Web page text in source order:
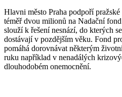
Hlavni město Praha podpoří
téměř dvou milionů na Nadační
slouží k řešení nesnází, do kterých
dostávají v pozdějším věku. Fond
pomáhá dorovnávat některým
ruku například v nenadálých
dlouhodobém onemocnění.